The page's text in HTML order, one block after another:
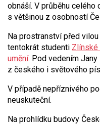
obnáší. V průběhu
s většinou z osobností
Na prostranství před
tentokrát studenti Zlínské
umění. Pod vedením
z českého i světového
V případě nepříznivého
neuskuteční.
Na prohlídku budovy